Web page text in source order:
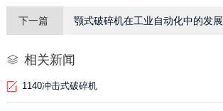
下一篇 颚式破碎机在工业自动化中的发展
相关新闻
1140冲击式破碎机